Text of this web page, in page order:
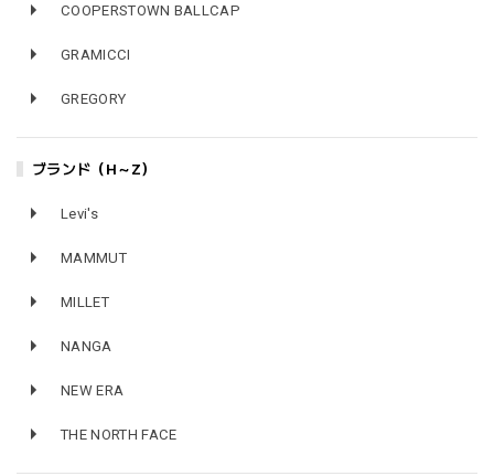
COOPERSTOWN BALLCAP
GRAMICCI
GREGORY
ブランド（H～Z）
Levi's
MAMMUT
MILLET
NANGA
NEW ERA
THE NORTH FACE